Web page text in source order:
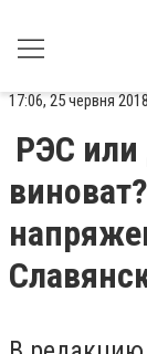
17:06, 25 червня
РЭС или